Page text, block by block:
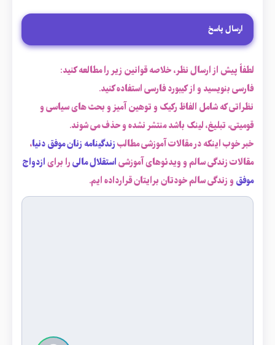
ارسال پاسخ
لطفاً پیش از ارسال نظر، خلاصه قوانین زیر را مطالعه کنید:
فارسی بنویسید و از کیبورد فارسی استفاده کنید.
نظراتی که شامل الفاظ رکیک و توهین آمیز و بحث های سیاسی و
قومیتی، تبلیغ، لینک باشد منتشر نشده و حذف می شوند.
خبر خوب اینکه در مقالات آموزشی مطالبزندگینامه زنان موفق دنیا،
مقالات زندگی سالم و ویدئوهای آموزشیاستقلال مالیرا برایازدواج
موفق و زندگی سالم خودتان برایتان قرارداده ایم.